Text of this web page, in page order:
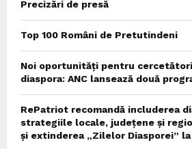
Precizări de presă
Top 100 Români de Pretutindeni
Noi oportunități pentru
diaspora: ANC lansează două
RePatriot recomandă includerea
strategiile locale, județene și
și extinderea „Zilelor Diasporei”